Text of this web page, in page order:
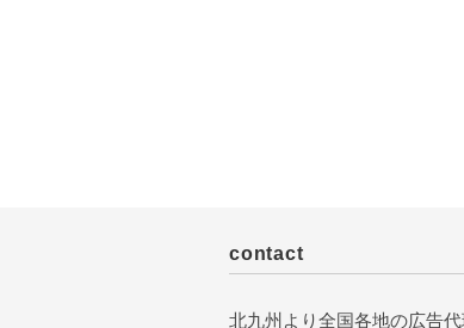
contact
北九州より全国各地の広告